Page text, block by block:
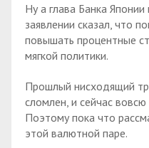
Ну а глава Банка
заявлении сказал, что
повышать процентные
мягкой политики.
Прошлый нисходящий
сломлен, и сейчас
Поэтому пока что
этой валютной паре.